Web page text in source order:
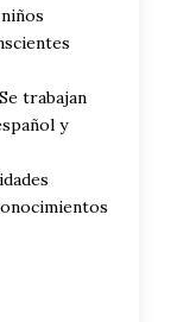
Se trabajan
y